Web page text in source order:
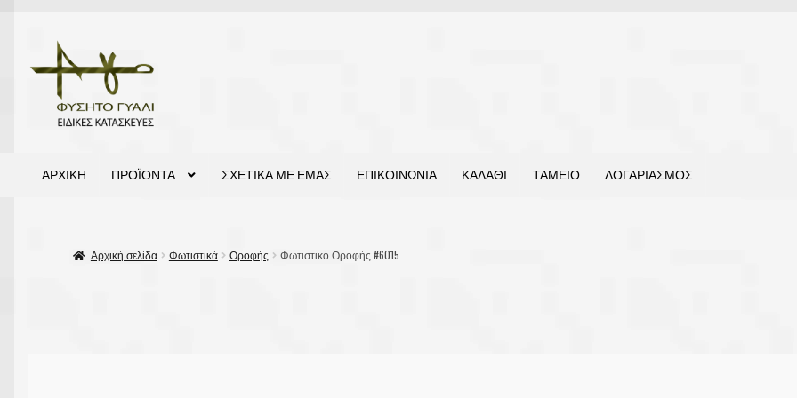
Απευθείας
μετάβαση
πλοήγηση
Μετάβαση
σε
περιεχόμενο
ΑΡΧΙΚΗ ΠΡΟΪΌΝΤΑ ΣΧΕΤΙΚΆ ΜΕ ΕΜΆΣ ΕΠΙΚΟΙΝΩΝΊΑ ΚΑΛΆΘΙ ΤΑΜΕΊΟ ΛΟΓΑΡΙΑΣΜΌΣ
Αρχική σελίδα Φωτιστικά Οροφής Φωτιστικό Οροφής #6015